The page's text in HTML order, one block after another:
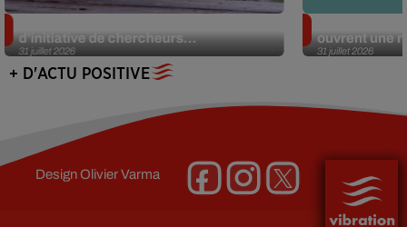
31 juillet 2026
d’initiative de chercheurs...
31 juillet 2026
ouvrent une
+ D'ACTU POSITIVE
DesignOlivier Varma